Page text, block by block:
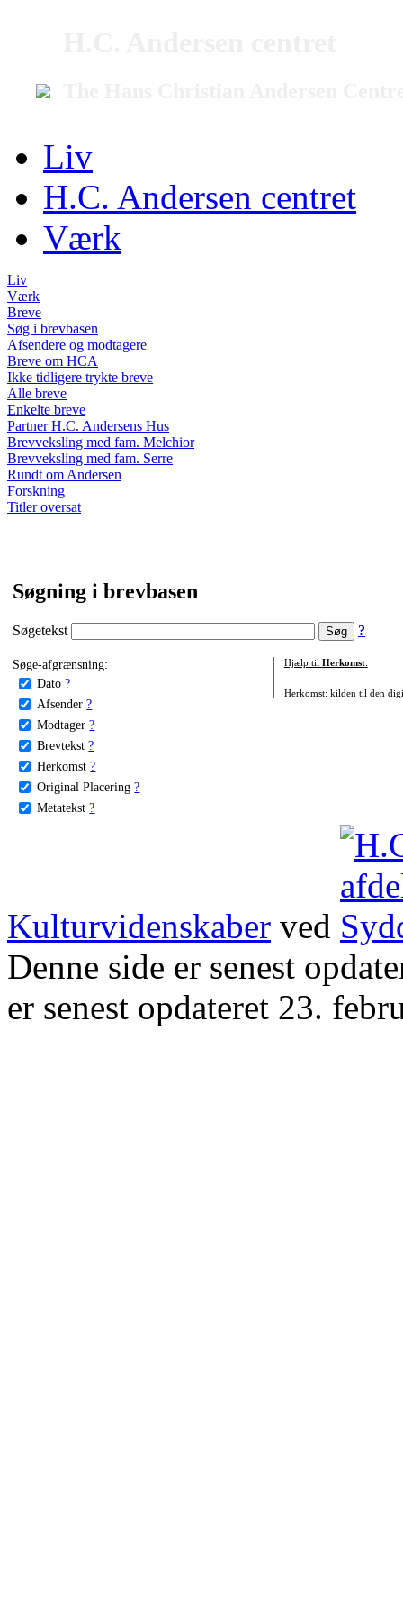
Liv
H.C. Andersen centret
Værk
Liv
Værk
Breve
Søg i brevbasen
Afsendere og modtagere
Breve om HCA
Ikke tidligere trykte breve
Alle breve
Enkelte breve
Partner H.C. Andersens Hus
Brevveksling med fam. Melchior
Brevveksling med fam. Serre
Rundt om Andersen
Forskning
Titler oversat
Søgning i brevbasen
Søgetekst ?
Søge-afgrænsning:
Dato ?
Afsender ?
Modtager ?
Brevtekst ?
Herkomst ?
Original Placering ?
Metatekst ?
Hjælp til Herkomst:
Herkomst: kilden til den
Kulturvidenskaber ved
Denne side er senest
er senest opdateret 23.